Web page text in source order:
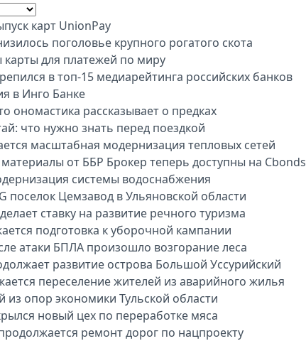
карт UnionPay
поголовье крупного рогатого скота
карты для платежей по миру
в топ-15 медиарейтинга российских банков
в Инго Банке
ономастика рассказывает о предках
что нужно знать перед поездкой
масштабная модернизация тепловых сетей
от ББР Брокер теперь доступны на Cbonds
системы водоснабжения
поселок Цемзавод в Ульяновской области
ставку на развитие речного туризма
подготовка к уборочной кампании
атаки БПЛА произошло возгорание леса
развитие острова Большой Уссурийский
переселение жителей из аварийного жилья
из опор экономики Тульской области
новый цех по переработке мяса
ремонт дорог по нацпроекту